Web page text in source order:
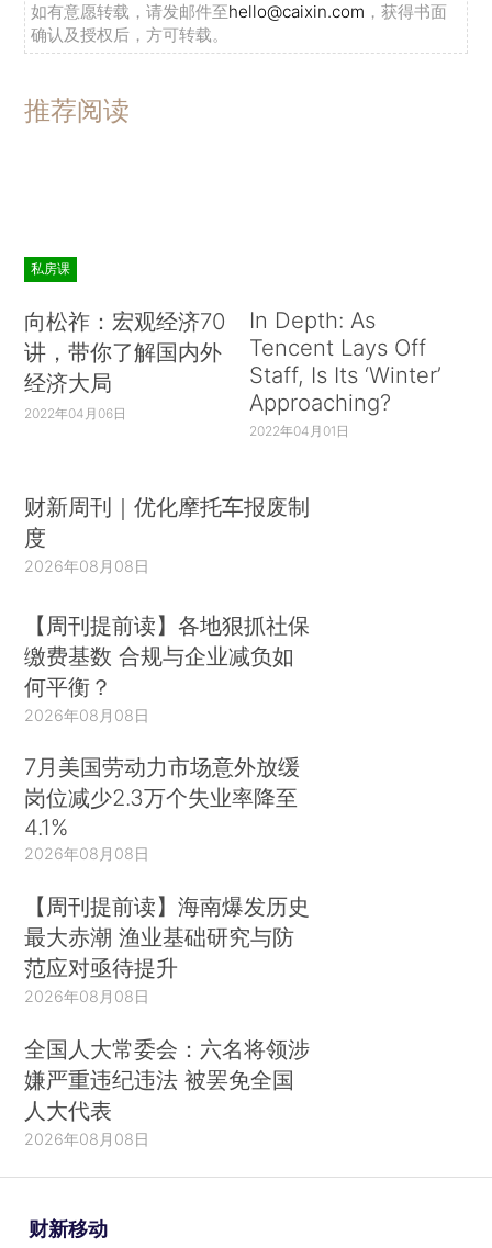
如有意愿转载，请发邮件至hello@caixin.com ，获得书面
确认及授权后，方可转载。
推荐阅读
私房课
向松祚：宏观经济70
讲，带你了解国内外
经济大局
2022年04月06日
In Depth: As
Tencent Lays Off
Staff, Is Its ‘Winter’
Approaching?
2022年04月01日
财新周刊｜优化摩托车报废制
度
2026年08月08日
【周刊提前读】各地狠抓社保
缴费基数 合规与企业减负如
何平衡？
2026年08月08日
7月美国劳动力市场意外放缓
岗位减少2.3万个失业率降至
4.1%
2026年08月08日
【周刊提前读】海南爆发历史
最大赤潮 渔业基础研究与防
范应对亟待提升
2026年08月08日
全国人大常委会：六名将领涉
嫌严重违纪违法 被罢免全国
人大代表
2026年08月08日
财新移动